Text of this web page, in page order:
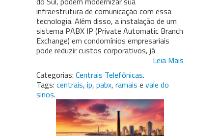
infraestrutura de comunicação com essa
tecnologia. Além disso, a instalação de um
sistema PABX IP (Private Automatic Branch
Exchange) em condomínios empresariais
pode reduzir custos corporativos, já
Leia Mais
Categorias: Centrais Telefônicas.
Tags: centrais, ip, pabx, ramais e vale do
sinos.